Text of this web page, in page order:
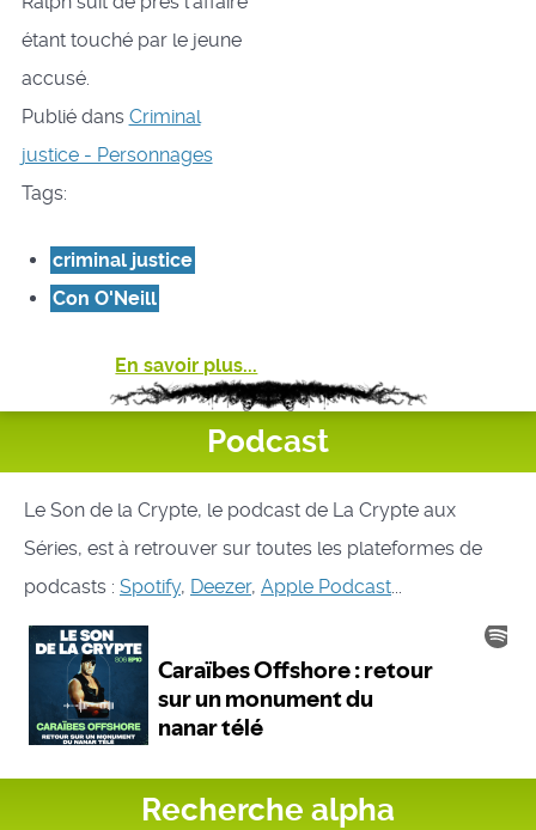
étant touché par le jeune
accusé.
Publié dans Criminal
justice - Personnages
Tags:
criminal justice
Con O'Neill
En savoir plus...
Podcast
Le Son de la Crypte, le podcast de La Crypte aux
Séries, est à retrouver sur toutes les plateformes de
podcasts : Spotify, Deezer, Apple Podcast...
Recherche alpha